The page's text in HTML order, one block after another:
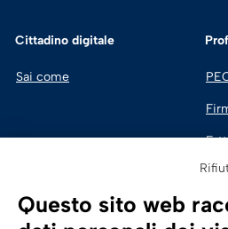
Cittadino digitale
Sai come
Questo sito web